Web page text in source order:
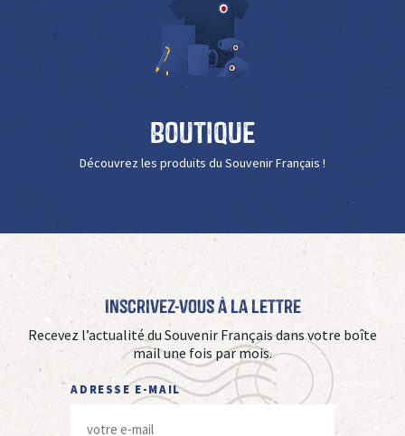
Boutique
Découvrez les produits du Souvenir Français !
Inscrivez-vous à La Lettre
Recevez l’actualité du Souvenir Français dans votre boîte
mail une fois par mois.
ADRESSE E-MAIL